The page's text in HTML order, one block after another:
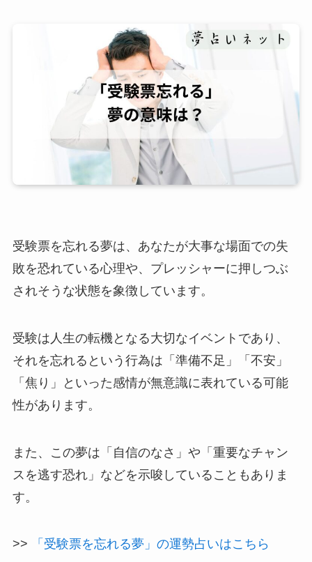
受験票を忘れる夢は、あなたが大事な場面での失
敗を恐れている心理や、プレッシャーに押しつぶ
されそうな状態を象徴しています。
受験は人生の転機となる大切なイベントであり、
それを忘れるという行為は「準備不足」「不安」
「焦り」といった感情が無意識に表れている可能
性があります。
また、この夢は「自信のなさ」や「重要なチャン
スを逃す恐れ」などを示唆していることもありま
す。
>> 「受験票を忘れる夢」の運勢占いはこちら